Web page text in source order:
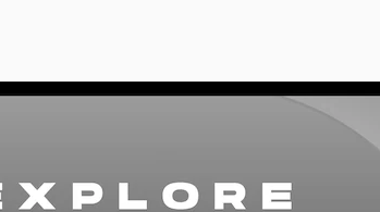
Produtos